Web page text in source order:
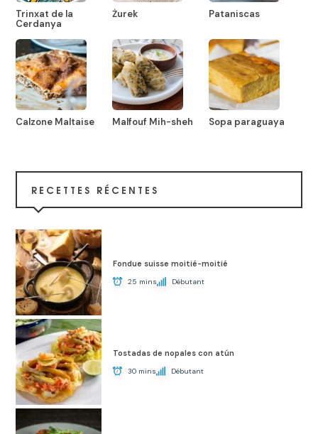
Trinxat de la
Cerdanya
Żurek Pataniscas
Calzone Maltaise Malfouf Mih-sheh Sopa paraguaya
RECETTES RÉCENTES
Fondue suisse moitié-moitié
25 mins Débutant
Tostadas de nopales con atún
30 mins Débutant